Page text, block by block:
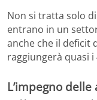
Non si tratta solo
entrano in un
anche che il deficit
raggiungerà quasi
L’impegno